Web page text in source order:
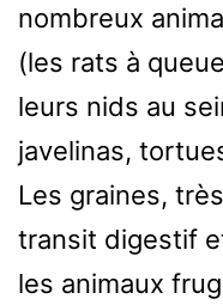
nombreux
(les rats à
leurs nids au
javelinas,
Les graines,
transit digestif
les animaux